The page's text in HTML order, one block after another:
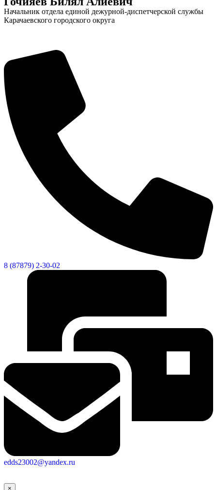
Начальник отдела единой дежурной-диспетчерской службы
Карачаевского городского округа
8 (87879) 2-30-02
edds23002@yandex.ru
×